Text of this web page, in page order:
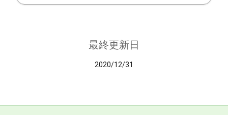
最終更新日
2020/12/31